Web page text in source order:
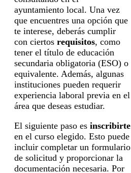
ayuntamiento local. Una vez
que encuentres una opción que
te interese, deberás cumplir
con ciertos requisitos, como
tener el título de educación
secundaria obligatoria (ESO) o
equivalente. Además, algunas
instituciones pueden requerir
experiencia laboral previa en el
área que deseas estudiar.
El siguiente paso es inscribirte
en el curso elegido. Esto puede
incluir completar un formulario
de solicitud y proporcionar la
documentación necesaria. Por